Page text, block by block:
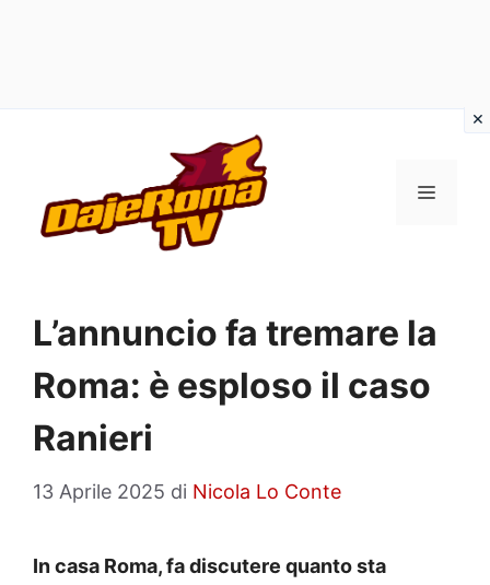
contenuto
MENU
L’annuncio fa tremare la
Roma: è esploso il caso
Ranieri
13 Aprile 2025 di Nicola Lo Conte
In casa Roma, fa discutere quanto sta